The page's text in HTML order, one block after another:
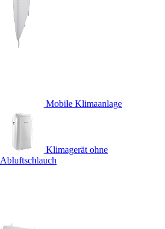
Mobile Klimaanlage
Klimagerät ohne
Abluftschlauch